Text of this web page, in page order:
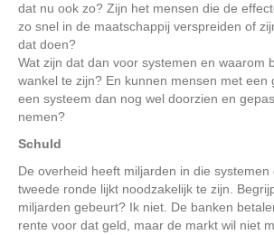
dat nu ook zo? Zijn het mensen die de
zo snel in de maatschappij verspreiden of
dat doen?
Wat zijn dat dan voor systemen en waarom
wankel te zijn? En kunnen mensen met een
een systeem dan nog wel doorzien en
nemen?
Schuld
De overheid heeft miljarden in die systemen
tweede ronde lijkt noodzakelijk te zijn.
miljarden gebeurt? Ik niet. De banken
rente voor dat geld, maar de markt wil niet